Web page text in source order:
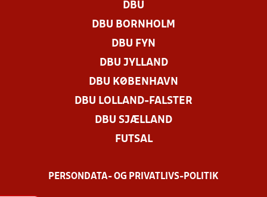
DBU
DBU BORNHOLM
DBU FYN
DBU JYLLAND
DBU KØBENHAVN
DBU LOLLAND-FALSTER
DBU SJÆLLAND
FUTSAL
PERSONDATA- OG PRIVATLIVS-POLITIK